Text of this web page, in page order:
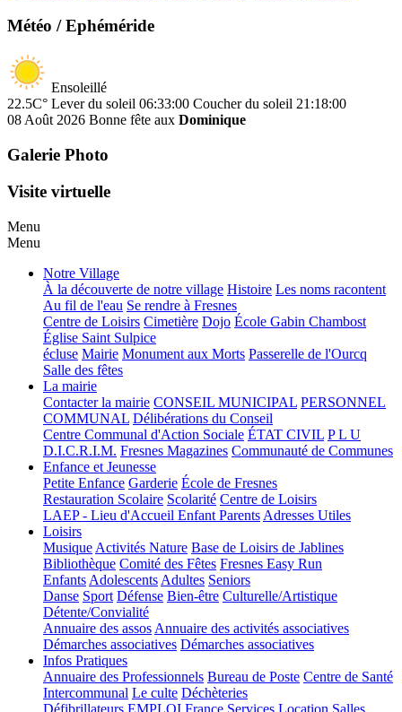
Météo / Ephéméride
Ensoleillé
22.5C° Lever du soleil 06:33:00 Coucher du soleil 21:18:00
08 Août 2026 Bonne fête aux Dominique
Galerie Photo
Visite virtuelle
Menu
Menu
Notre Village
À la découverte de notre village Histoire Les noms racontent
Au fil de l'eau Se rendre à Fresnes
Centre de Loisirs Cimetière Dojo École Gabin Chambost
Église Saint Sulpice
écluse Mairie Monument aux Morts Passerelle de l'Ourcq
Salle des fêtes
La mairie
Contacter la mairie CONSEIL MUNICIPAL PERSONNEL
COMMUNAL Délibérations du Conseil
Centre Communal d'Action Sociale ÉTAT CIVIL P L U
D.I.C.R.I.M. Fresnes Magazines Communauté de Communes
Enfance et Jeunesse
Petite Enfance Garderie École de Fresnes
Restauration Scolaire Scolarité Centre de Loisirs
LAEP - Lieu d'Accueil Enfant Parents Adresses Utiles
Loisirs
Musique Activités Nature Base de Loisirs de Jablines
Bibliothèque Comité des Fêtes Fresnes Easy Run
Enfants Adolescents Adultes Seniors
Danse Sport Défense Bien-être Culturelle/Artistique
Détente/Convialité
Annuaire des assos Annuaire des activités associatives
Démarches associatives Démarches associatives
Infos Pratiques
Annuaire des Professionnels Bureau de Poste Centre de Santé
Intercommunal Le culte Déchèteries
Défibrillateurs EMPLOI France Services Location Salles